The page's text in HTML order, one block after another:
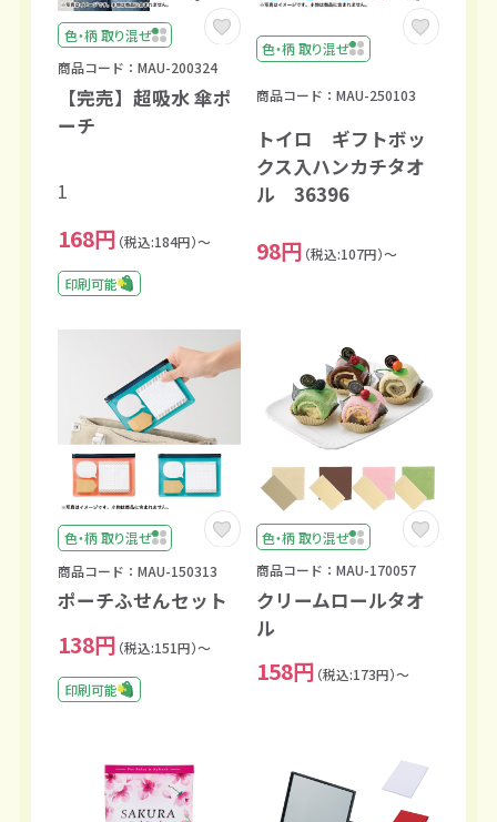
色・柄 取り混ぜ
商品コード：MAU-200324
【完売】超吸水 傘ポ
ーチ
1
168円 （税込:184円）～
印刷可能
色・柄 取り混ぜ
商品コード：MAU-250103
トイロ ギフトボッ
クス入ハンカチタオ
ル 36396
98円 （税込:107円）～
色・柄 取り混ぜ
商品コード：MAU-150313
ポーチふせんセット
138円 （税込:151円）～
印刷可能
色・柄 取り混ぜ
商品コード：MAU-170057
クリームロールタオ
ル
158円 （税込:173円）～